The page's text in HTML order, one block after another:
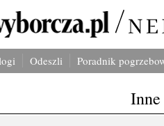
Odeszli Poradnik